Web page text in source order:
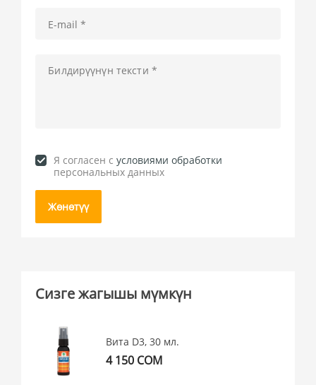
Я согласен cусловиями обработки
персональных данных
Жөнөтүү
Сизге жагышы мүмкүн
Вита D3, 30 мл.
4 150 СОМ